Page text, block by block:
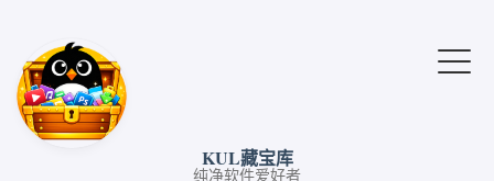
KUL藏宝库
纯净软件爱好者